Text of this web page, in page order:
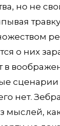
но не
травку
о них
в
сценарии
нет.
мыслей,